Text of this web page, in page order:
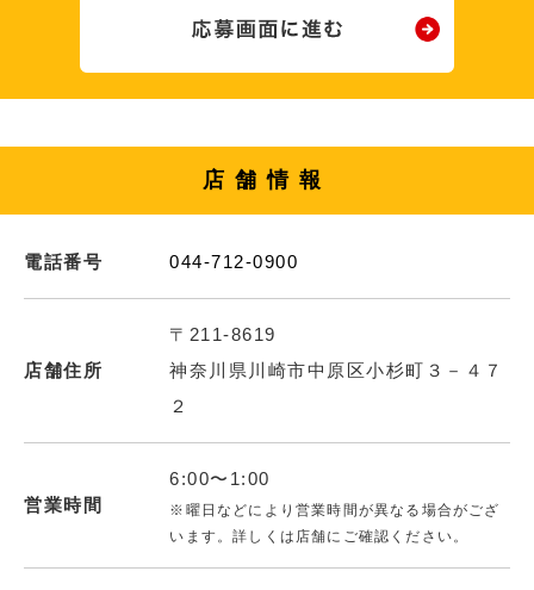
店舗情報
電話番号 044-712-0900
店舗住所
〒211-8619
神奈川県川崎市中原区小杉町３－４７
２
営業時間
6:00〜1:00
※曜日などにより営業時間が異なる場合がござ
います。詳しくは店舗にご確認ください。